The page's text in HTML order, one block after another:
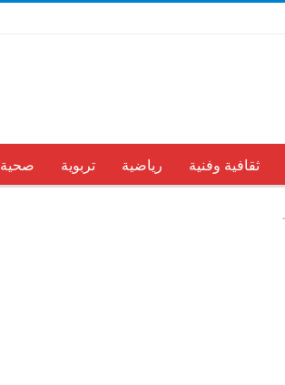
ثقافية وفنية رياضية تربوية صحية